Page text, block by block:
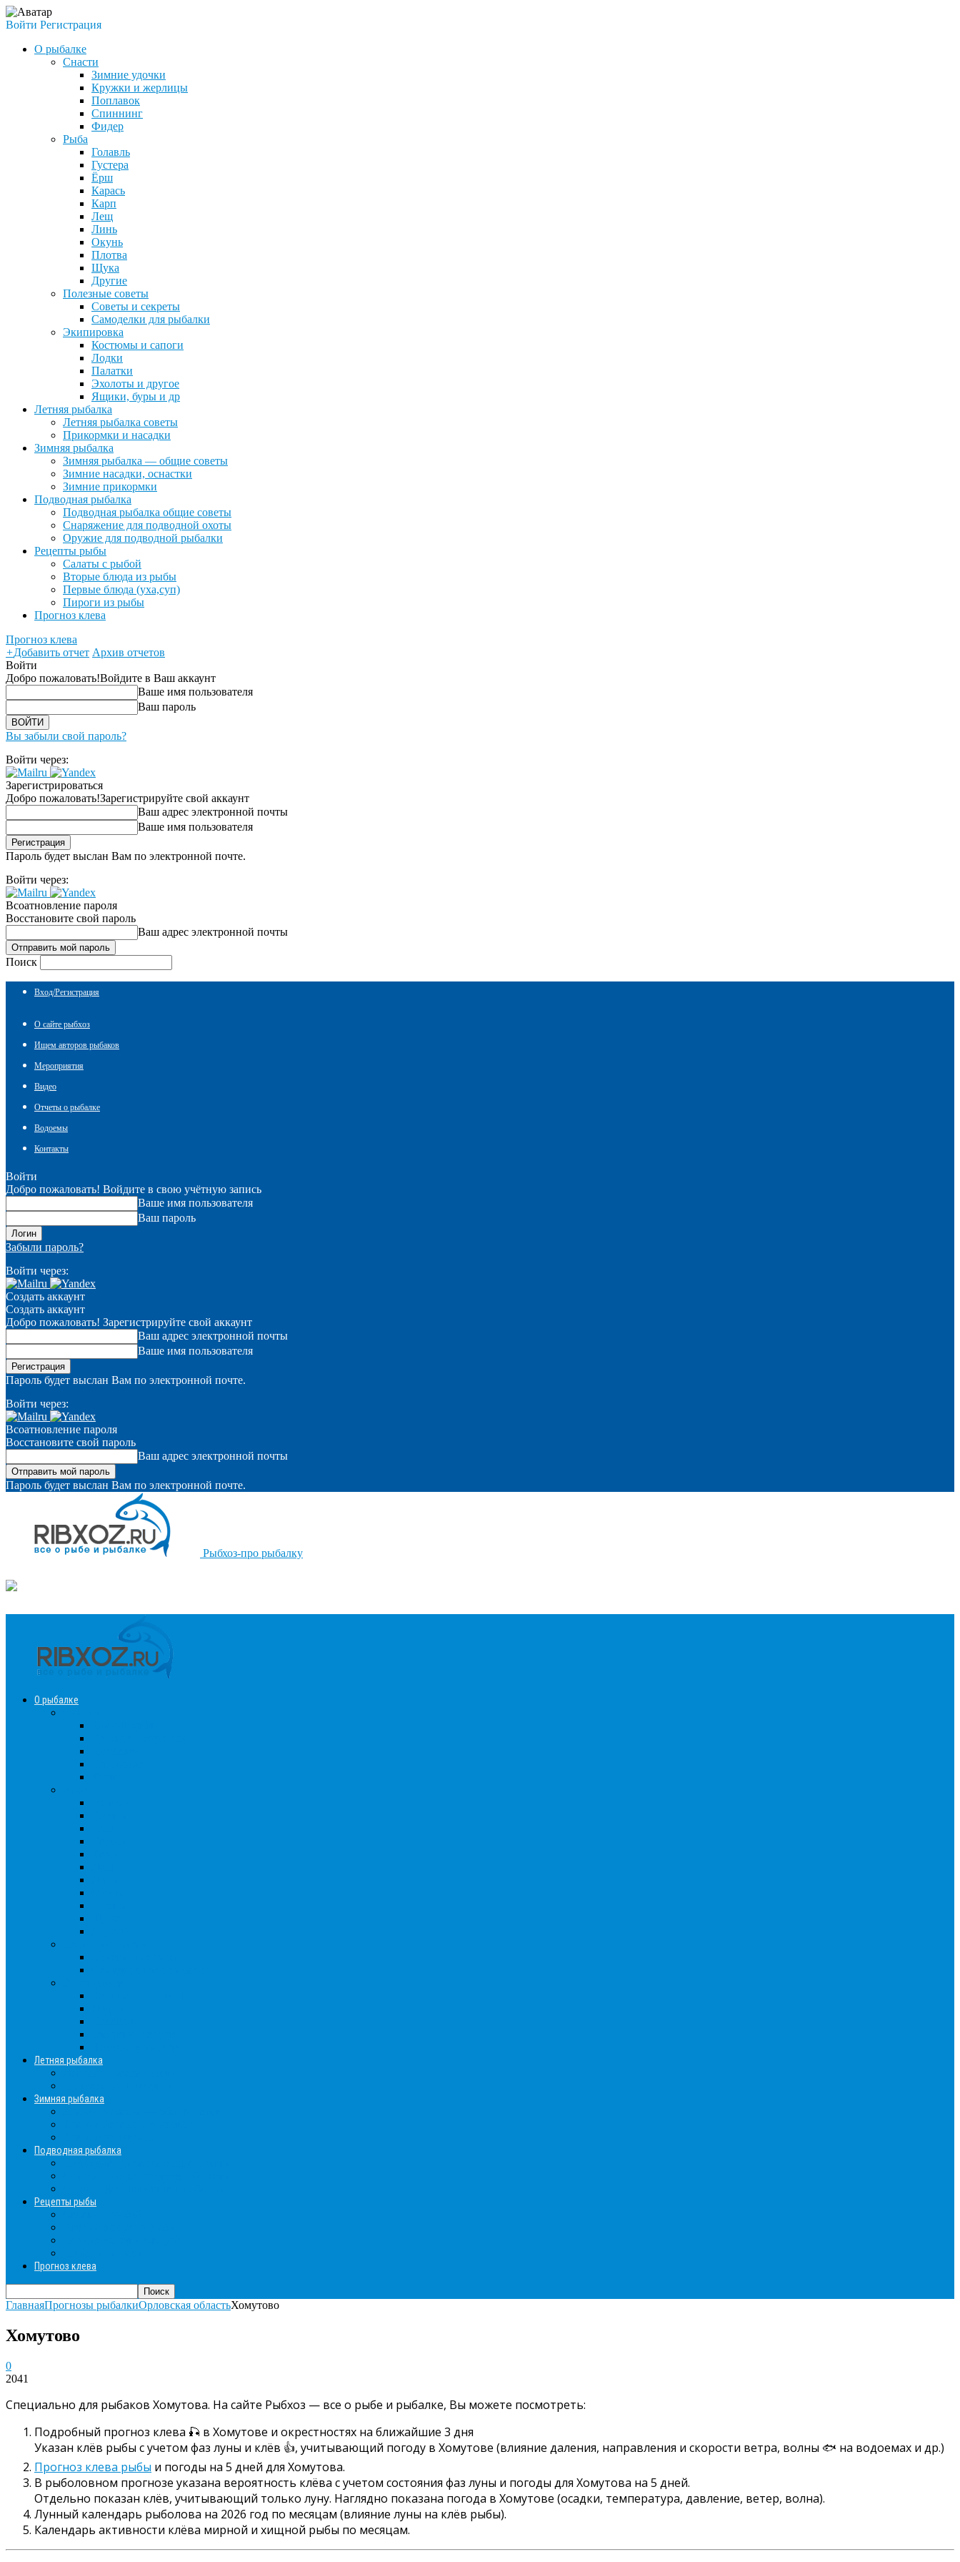
Войти Регистрация
О рыбалке
Снасти
Зимние удочки
Кружки и жерлицы
Поплавок
Спиннинг
Фидер
Рыба
Голавль
Густера
Ёрш
Карась
Карп
Лещ
Линь
Окунь
Плотва
Щука
Другие
Полезные советы
Советы и секреты
Самоделки для рыбалки
Экипировка
Костюмы и сапоги
Лодки
Палатки
Эхолоты и другое
Ящики, буры и др
Летняя рыбалка
Летняя рыбалка советы
Прикормки и насадки
Зимняя рыбалка
Зимняя рыбалка — общие советы
Зимние насадки, оснастки
Зимние прикормки
Подводная рыбалка
Подводная рыбалка общие советы
Снаряжение для подводной охоты
Оружие для подводной рыбалки
Рецепты рыбы
Салаты с рыбой
Вторые блюда из рыбы
Первые блюда (уха,суп)
Пироги из рыбы
Прогноз клева
Прогноз клева
+Добавить отчет Архив отчетов
Войти
Добро пожаловать!Войдите в Ваш аккаунт
Ваше имя пользователя
Ваш пароль
Вы забыли свой пароль?
Войти через:
Зарегистрироваться
Добро пожаловать!Зарегистрируйте свой аккаунт
Ваш адрес электронной почты
Ваше имя пользователя
Пароль будет выслан Вам по электронной почте.
Войти через:
Всоатновление пароля
Восстановите свой пароль
Ваш адрес электронной почты
Поиск
Вход/Регистрация
О сайте рыбхоз
Ищем авторов рыбаков
Мероприятия
Видео
Отчеты о рыбалке
Водоемы
Контакты
Войти
Добро пожаловать! Войдите в свою учётную запись
Ваше имя пользователя
Ваш пароль
Забыли пароль?
Войти через:
Создать аккаунт
Создать аккаунт
Добро пожаловать! Зарегистрируйте свой аккаунт
Ваш адрес электронной почты
Ваше имя пользователя
Пароль будет выслан Вам по электронной почте.
Войти через:
Всоатновление пароля
Восстановите свой пароль
Ваш адрес электронной почты
Пароль будет выслан Вам по электронной почте.
Рыбхоз-про рыбалку
О рыбалке
Летняя рыбалка
Зимняя рыбалка
Подводная рыбалка
Рецепты рыбы
Прогноз клева
ГлавнаяПрогнозы рыбалкиОрловская областьХомутово
Хомутово
0
2041
Специально для рыбаков Хомутова. На сайте Рыбхоз — все о рыбе и рыбалке, Вы можете посмотреть:
Подробный прогноз клева 🎣 в Хомутове и окрестностях на ближайшие 3 дня
Указан клёв рыбы с учетом фаз луны и клёв 👍, учитывающий погоду в Хомутове (влияние даления, направления и скорости ветра, волны 🐟 на водоемах и др.)
Прогноз клева рыбы и погоды на 5 дней для Хомутова.
В рыболовном прогнозе указана вероятность клёва с учетом состояния фаз луны и погоды для Хомутова на 5 дней.
Отдельно показан клёв, учитывающий только луну. Наглядно показана погода в Хомутове (осадки, температура, давление, ветер, волна).
Лунный календарь рыболова на 2026 год по месяцам (влияние луны на клёв рыбы).
Календарь активности клёва мирной и хищной рыбы по месяцам.